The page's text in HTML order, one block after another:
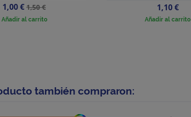
Precio
1,00 €Precio
base
1,50 €
Añadir al carrito
Precio
1,10 €
Añadir al carrito
también compraron: